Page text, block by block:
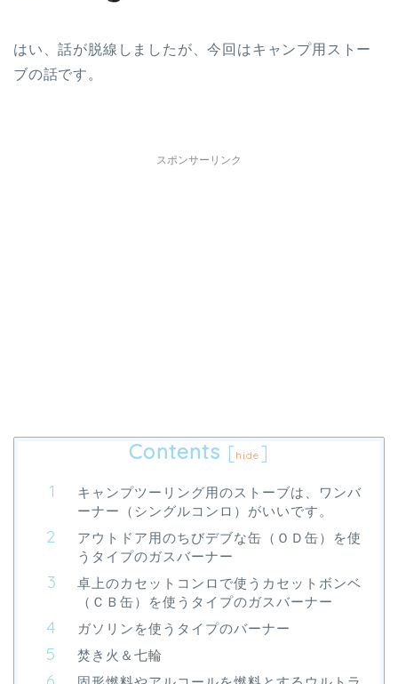
はい、話が脱線しましたが、今回はキャンプ用ストー
ブの話です。
スポンサーリンク
Contents [hide ]
キャンプツーリング用のストーブは、ワンバ
ーナー（シングルコンロ）がいいです。
アウトドア用のちびデブな缶（ＯＤ缶）を使
うタイプのガスバーナー
卓上のカセットコンロで使うカセットボンベ
（ＣＢ缶）を使うタイプのガスバーナー
ガソリンを使うタイプのバーナー
焚き火＆七輪